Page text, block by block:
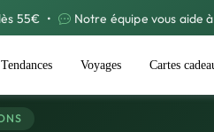
55€ • Notre équipe vous aide
Tendances Voyages Cartes